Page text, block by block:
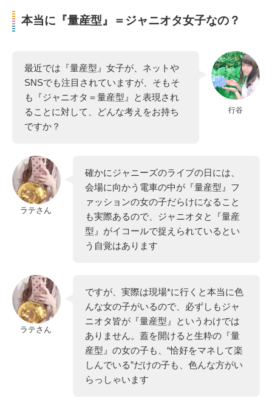
本当に『量産型』＝ジャニオタ女子なの？
行谷
最近では『量産型』女子が、ネットや
SNSでも注目されていますが、そもそ
も『ジャニオタ＝量産型』と表現され
ることに対して、どんな考えをお持ち
ですか？
ラテさん
確かにジャニーズのライブの日には、
会場に向かう電車の中が『量産型』フ
ァッションの女の子だらけになること
も実際あるので、ジャニオタと『量産
型』がイコールで捉えられているとい
う自覚はあります
ラテさん
ですが、実際は現場*に行くと本当に色
んな女の子がいるので、必ずしもジャ
ニオタ皆が『量産型』というわけでは
ありません。蓋を開けると生粋の『量
産型』の女の子も、“恰好をマネして楽
しんでいる”だけの子も、色んな方がい
らっしゃいます